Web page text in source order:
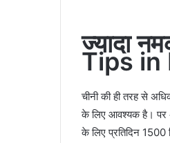
ज्यादा
Tips in
चीनी की ही तरह से
के लिए आवश्यक है। पर
के लिए प्रतिदिन 1500